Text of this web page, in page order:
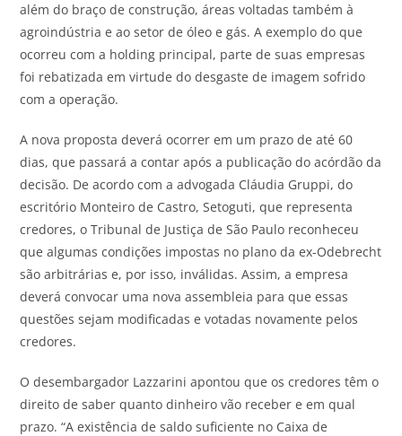
além do braço de construção, áreas voltadas também à
agroindústria e ao setor de óleo e gás. A exemplo do que
ocorreu com a holding principal, parte de suas empresas
foi rebatizada em virtude do desgaste de imagem sofrido
com a operação.
A nova proposta deverá ocorrer em um prazo de até 60
dias, que passará a contar após a publicação do acórdão da
decisão. De acordo com a advogada Cláudia Gruppi, do
escritório Monteiro de Castro, Setoguti, que representa
credores, o Tribunal de Justiça de São Paulo reconheceu
que algumas condições impostas no plano da ex-Odebrecht
são arbitrárias e, por isso, inválidas. Assim, a empresa
deverá convocar uma nova assembleia para que essas
questões sejam modificadas e votadas novamente pelos
credores.
O desembargador Lazzarini apontou que os credores têm o
direito de saber quanto dinheiro vão receber e em qual
prazo. “A existência de saldo suficiente no Caixa de